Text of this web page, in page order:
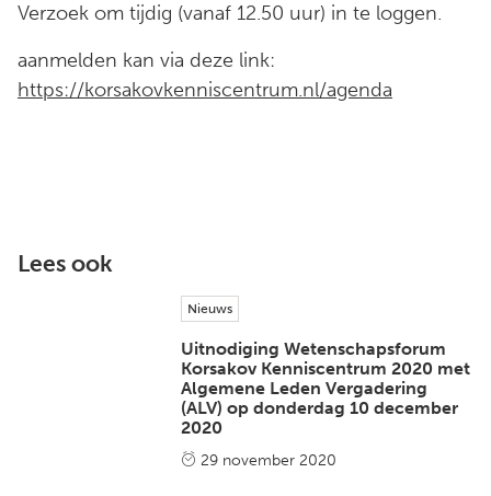
Verzoek om tijdig (vanaf 12.50 uur) in te loggen.
aanmelden kan via deze link:
https://korsakovkenniscentrum.nl/agenda
Lees ook
Nieuws
Uitnodiging Wetenschapsforum
Korsakov Kenniscentrum 2020 met
Algemene Leden Vergadering
(ALV) op donderdag 10 december
2020
29 november 2020